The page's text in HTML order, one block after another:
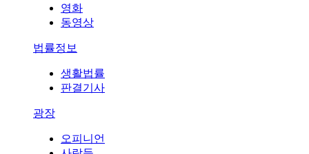
영화
동영상
법률정보
생활법률
판결기사
광장
오피니언